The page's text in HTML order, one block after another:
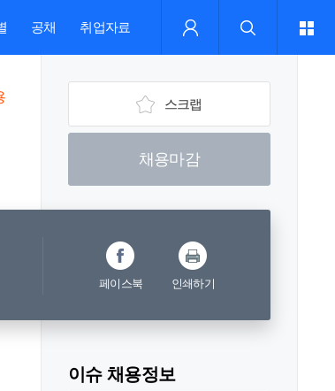
공채 취업자료
스크랩
채용마감
페이스북 인쇄하기
이슈 채용정보